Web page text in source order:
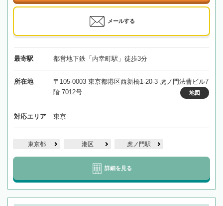
メールする
最寄駅 都営地下鉄「内幸町駅」徒歩3分
所在地
〒105-0003 東京都港区西新橋1-20-3 虎ノ門法曹ビル7
階 7012号
地図
対応エリア 東京
東京都 港区 虎ノ門駅
詳細を見る